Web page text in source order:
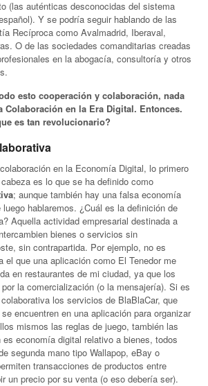
(las auténticas desconocidas del sistema
Y se podría seguir hablando de las
Recíproca como Avalmadrid, Iberaval,
O de las sociedades comanditarias creadas
en la abogacía, consultoría y otros
esto cooperación y colaboración, nada
Colaboración en la Era Digital. Entonces.
es tan revolucionario?
en la Economía Digital, lo primero
es lo que se ha definido como
; aunque también hay una falsa economía
hablaremos. ¿Cuál es la definición de
Aquella actividad empresarial destinada a
bienes o servicios sin
sin contrapartida. Por ejemplo, no es
el que una aplicación como El Tenedor me
en restaurantes de mi ciudad, ya que los
la comercialización (o la mensajería). Si es
los servicios de BlaBlaCar, que
encuentren en una aplicación para organizar
mismos las reglas de juego, también las
economía digital relativo a bienes, todos
segunda mano tipo Wallapop, eBay o
transacciones de productos entre
un precio por su venta (o eso debería ser).